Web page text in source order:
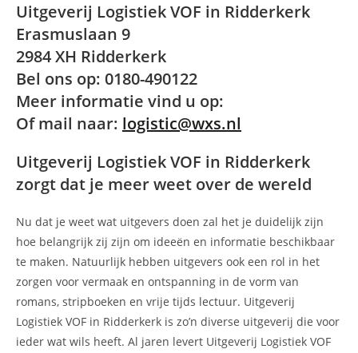
Uitgeverij Logistiek VOF in Ridderkerk
Erasmuslaan 9
2984 XH Ridderkerk
Bel ons op: 0180-490122
Meer informatie vind u op:
Of mail naar: logistic@wxs.nl
Uitgeverij Logistiek VOF in Ridderkerk
zorgt dat je meer weet over de wereld
Nu dat je weet wat uitgevers doen zal het je duidelijk zijn
hoe belangrijk zij zijn om ideeën en informatie beschikbaar
te maken. Natuurlijk hebben uitgevers ook een rol in het
zorgen voor vermaak en ontspanning in de vorm van
romans, stripboeken en vrije tijds lectuur. Uitgeverij
Logistiek VOF in Ridderkerk is zo’n diverse uitgeverij die voor
ieder wat wils heeft. Al jaren levert Uitgeverij Logistiek VOF